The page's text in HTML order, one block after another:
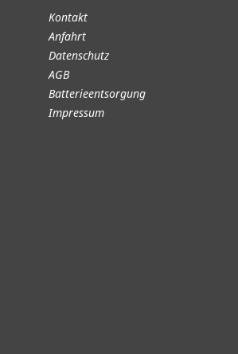
Kontakt
Anfahrt
Datenschutz
AGB
Batterieentsorgung
Impressum